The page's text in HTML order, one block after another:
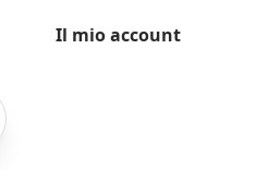
Il mio account